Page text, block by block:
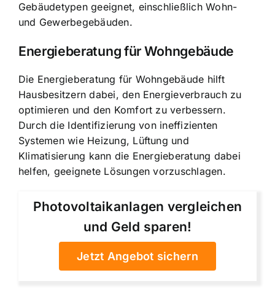
Gebäudetypen geeignet, einschließlich Wohn-
und Gewerbegebäuden.
Energieberatung für Wohngebäude
Die Energieberatung für Wohngebäude hilft
Hausbesitzern dabei, den Energieverbrauch zu
optimieren und den Komfort zu verbessern.
Durch die Identifizierung von ineffizienten
Systemen wie Heizung, Lüftung und
Klimatisierung kann die Energieberatung dabei
helfen, geeignete Lösungen vorzuschlagen.
Photovoltaikanlagen vergleichen
und Geld sparen!
Jetzt Angebot sichern